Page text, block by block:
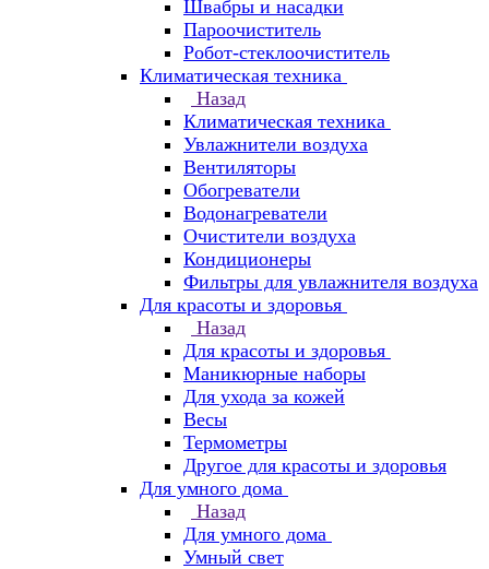
Швабры и насадки
Пароочиститель
Робот-стеклоочиститель
Климатическая техника
Назад
Климатическая техника
Увлажнители воздуха
Вентиляторы
Обогреватели
Водонагреватели
Очистители воздуха
Кондиционеры
Фильтры для увлажнителя воздуха
Для красоты и здоровья
Назад
Для красоты и здоровья
Маникюрные наборы
Для ухода за кожей
Весы
Термометры
Другое для красоты и здоровья
Для умного дома
Назад
Для умного дома
Умный свет